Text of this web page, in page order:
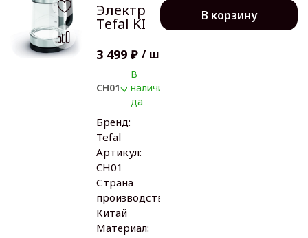
3 499 ₽ / шт
Электрочайник
Tefal KI700830
В
наличии:
да
CH01
Бренд:
Tefal
Артикул:
CH01
Страна
производства:
Китай
Материал:
В корзину